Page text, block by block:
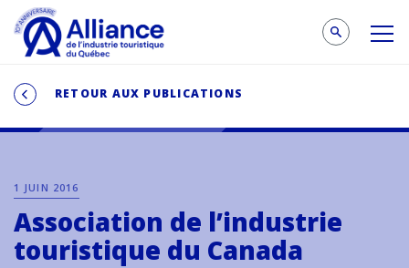
RETOUR AUX PUBLICATIONS
1 JUIN 2016
Association de l’industrie
touristique du Canada